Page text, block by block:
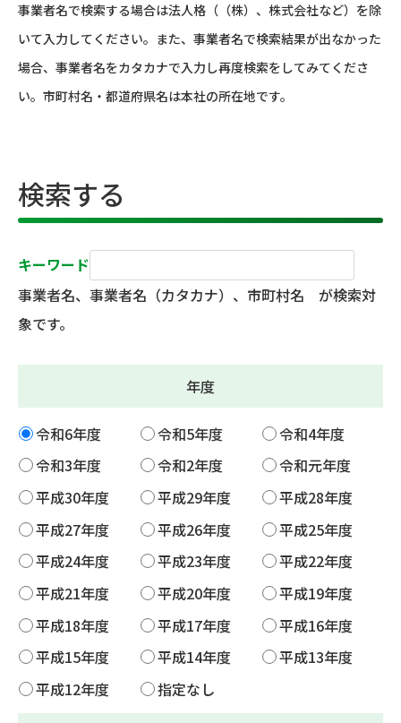
事業者名で検索する場合は法人格（（株）、株式会社など）を除
いて入力してください。また、事業者名で検索結果が出なかった
場合、事業者名をカタカナで入力し再度検索をしてみてくださ
い。市町村名・都道府県名は本社の所在地です。
検索する
キーワード
事業者名、事業者名（カタカナ）、市町村名 が検索対
象です。
年度
令和6年度 令和5年度
令和4年度
令和3年度
令和2年度
令和元年度
平成30年度
平成29年度
平成28年度
平成27年度
平成26年度
平成25年度
平成24年度
平成23年度
平成22年度
平成21年度
平成20年度
平成19年度
平成18年度
平成17年度
平成16年度
平成15年度
平成14年度
平成13年度
平成12年度
指定なし